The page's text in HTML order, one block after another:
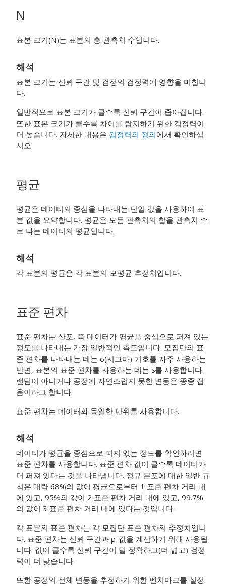
N
표본 크기(N)는 표본의 총 관측치 수입니다.
해석
표본 크기는 신뢰 구간 및 검정의 검정력에 영향을 미칩니
다.
일반적으로 표본 크기가 클수록 신뢰 구간이 좁아집니다.
또한 표본 크기가 클수록 차이를 탐지하기 위한 검정력이
더 높습니다. 자세한 내용은 검정력의 정의에서 확인하십
시오.
평균
평균은 데이터의 중심을 나타내는 단일 값을 사용하여 표
본 값을 요약합니다. 평균은 모든 관측치의 합을 관측치 수
로 나눈 데이터의 평균입니다.
해석
각 표본의 평균은 각 표본의 모평균 추정치입니다.
표준 편차
표준 편차는 산포, 즉 데이터가 평균을 중심으로 퍼져 있는
정도를 나타내는 가장 일반적인 측도입니다. 모집단의 표
준 편차를 나타내는 데는 σ(시그마) 기호를 자주 사용하는
반면, 표본의 표준 편차를 사용하는 데는 s를 사용합니다.
랜덤이 아니거나 공정에 자연스럽지 못한 변동은 종종 잡
음이라고 합니다.
표준 편차는 데이터와 동일한 단위를 사용합니다.
해석
데이터가 평균을 중심으로 퍼져 있는 정도를 확인하려면
표준 편차를 사용합니다. 표준 편차 값이 클수록 데이터가
더 퍼져 있다는 것을 나타냅니다. 정규 분포에 대한 일반 규
칙은 대략 68%의 값이 평균으로부터 1 표준 편차 거리 내
에 있고, 95%의 값이 2 표준 편차 거리 내에 있고, 99.7%
의 값이 3 표준 편차 거리 내에 있다는 것입니다.
각 표본의 표준 편차는 각 모집단 표준 편차의 추정치입니
다. 표준 편차는 신뢰 구간과 p-값을 계산하기 위해 사용됩
니다. 값이 클수록 신뢰 구간이 덜 정확하고(더 넓고) 검정
력이 더 낮습니다.
또한 공정의 전체 변동을 추정하기 위한 벤치마크를 설정